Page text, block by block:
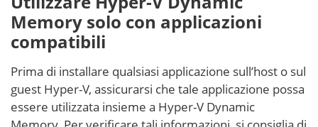
Memory solo con applicazioni
compatibili
Prima di installare qualsiasi applicazione sull’host o sul
guest Hyper-V, assicurarsi che tale applicazione possa
essere utilizzata insieme a Hyper-V Dynamic